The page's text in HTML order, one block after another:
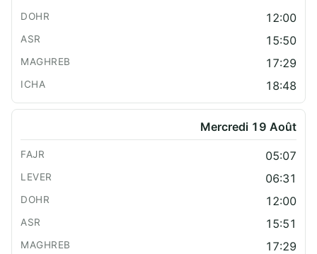
12:00
15:50
17:29
18:48
Mercredi 19 Août
05:07
06:31
12:00
15:51
17:29